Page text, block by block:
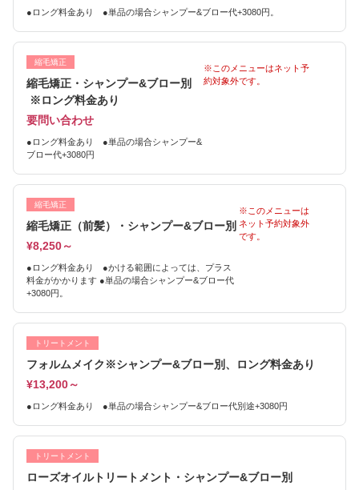
●ロング料金あり ●単品の場合シャンプー&ブロー代+3080円。
縮毛矯正
縮毛矯正・シャンプー&ブロー別
※ロング料金あり
要問い合わせ
●ロング料金あり ●単品の場合シャンプー&
ブロー代+3080円
※このメニューはネット予
約対象外です。
縮毛矯正
縮毛矯正（前髪）・シャンプー&ブロー別
¥8,250～
●ロング料金あり ●かける範囲によっては、プラス
料金がかかります ●単品の場合シャンプー&ブロー代
+3080円。
※このメニューは
ネット予約対象外
です。
トリートメント
フォルムメイク※シャンプー&ブロー別、ロング料金あり
¥13,200～
●ロング料金あり ●単品の場合シャンプー&ブロー代別途+3080円
トリートメント
ローズオイルトリートメント・シャンプー&ブロー別